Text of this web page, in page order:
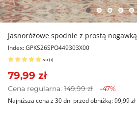
Jasnoróżowe spodnie z prostą nogawką
Index: GPKS26SPO449303X00
5.0 (1 )
79,99 zł
Cena regularna: 149,99 zł -47%
Najniższa cena z 30 dni przed obniżką:99,99 zł